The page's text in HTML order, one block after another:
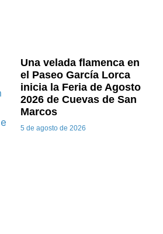
Una velada flamenca en
el Paseo García Lorca
inicia la Feria de Agosto
2026 de Cuevas de San
Marcos
5 de agosto de 2026